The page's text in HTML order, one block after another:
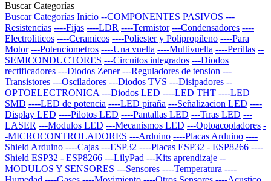
Buscar Categorías
Buscar Categorías Inicio --COMPONENTES PASIVOS ---
Resistencias ----Fijas ----LDR ----Termistor ---Condensadores ----
Electroliticos ----Ceramicos ----Poliester y Polipropileno ----Para
Motor ---Potenciometros ----Una vuelta ----Multivuelta ----Perillas --
SEMICONDUCTORES ---Circuitos integrados ---Diodos
rectificadores ---Diodos Zener ---Reguladores de tension ---
Transistores ---Osciladores ---Diodos TVS ---Disipadores --
OPTOELECTRONICA ---Diodos LED ----LED THT ----LED
SMD ----LED de potencia ----LED piraña ---Señalizacion LED ----
Display LED ----Pilotos LED ----Pantallas LED ---Tiras LED ---
LASER ---Modulos LED ---Mecanismos LED ---Optoacopladores -
-MICROCONTROLADORES ---Arduino ----Placas Arduino ----
Shield Arduino ----Cajas ---ESP32 ----Placas ESP32 - ESP8266 ----
Shield ESP32 - ESP8266 ---LilyPad ---Kits aprendizaje --
MODULOS Y SENSORES ---Sensores ----Temperatura ----